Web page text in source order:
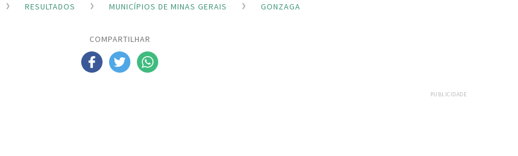
RESULTADOS MUNICÍPIOS DE MINAS GERAIS GONZAGA
COMPARTILHAR
PUBLICIDADE